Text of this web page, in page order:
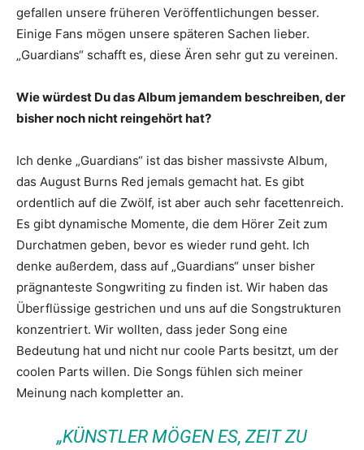
gefallen unsere früheren Veröffentlichungen besser.
Einige Fans mögen unsere späteren Sachen lieber.
„Guardians“ schafft es, diese Ären sehr gut zu vereinen.
Wie würdest Du das Album jemandem beschreiben, der
bisher noch nicht reingehört hat?
Ich denke „Guardians“ ist das bisher massivste Album,
das August Burns Red jemals gemacht hat. Es gibt
ordentlich auf die Zwölf, ist aber auch sehr facettenreich.
Es gibt dynamische Momente, die dem Hörer Zeit zum
Durchatmen geben, bevor es wieder rund geht. Ich
denke außerdem, dass auf „Guardians“ unser bisher
prägnanteste Songwriting zu finden ist. Wir haben das
Überflüssige gestrichen und uns auf die Songstrukturen
konzentriert. Wir wollten, dass jeder Song eine
Bedeutung hat und nicht nur coole Parts besitzt, um der
coolen Parts willen. Die Songs fühlen sich meiner
Meinung nach kompletter an.
„KÜNSTLER MÖGEN ES, ZEIT ZU